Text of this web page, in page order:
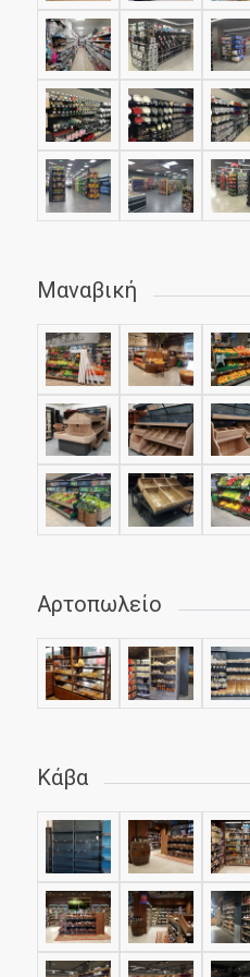
Μαναβική
Αρτοπωλείο
Κάβα